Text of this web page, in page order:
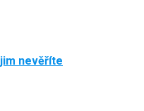
nevěříte